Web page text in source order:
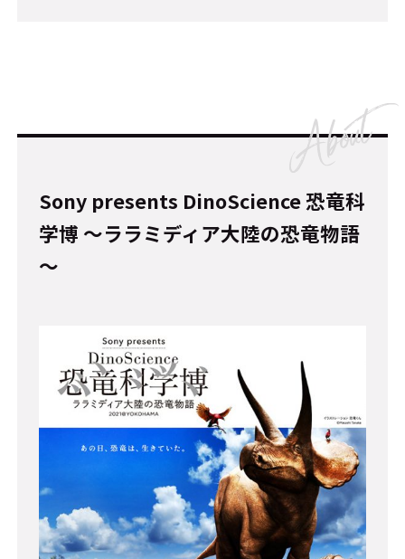
Sony presents DinoScience 恐竜科
学博 ～ララミディア大陸の恐竜物語
～